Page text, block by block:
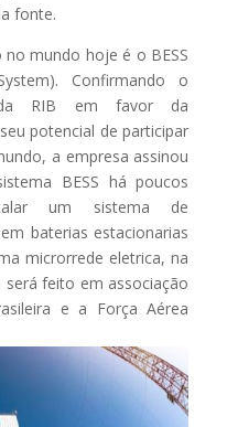
fonte.
mundo hoje é o BESS
Confirmando o
da RIB em favor da
potencial de participar
a empresa assinou
BESS há poucos
um sistema de
baterias estacionarias
microrrede eletrica, na
será feito em associação
e a Força Aérea